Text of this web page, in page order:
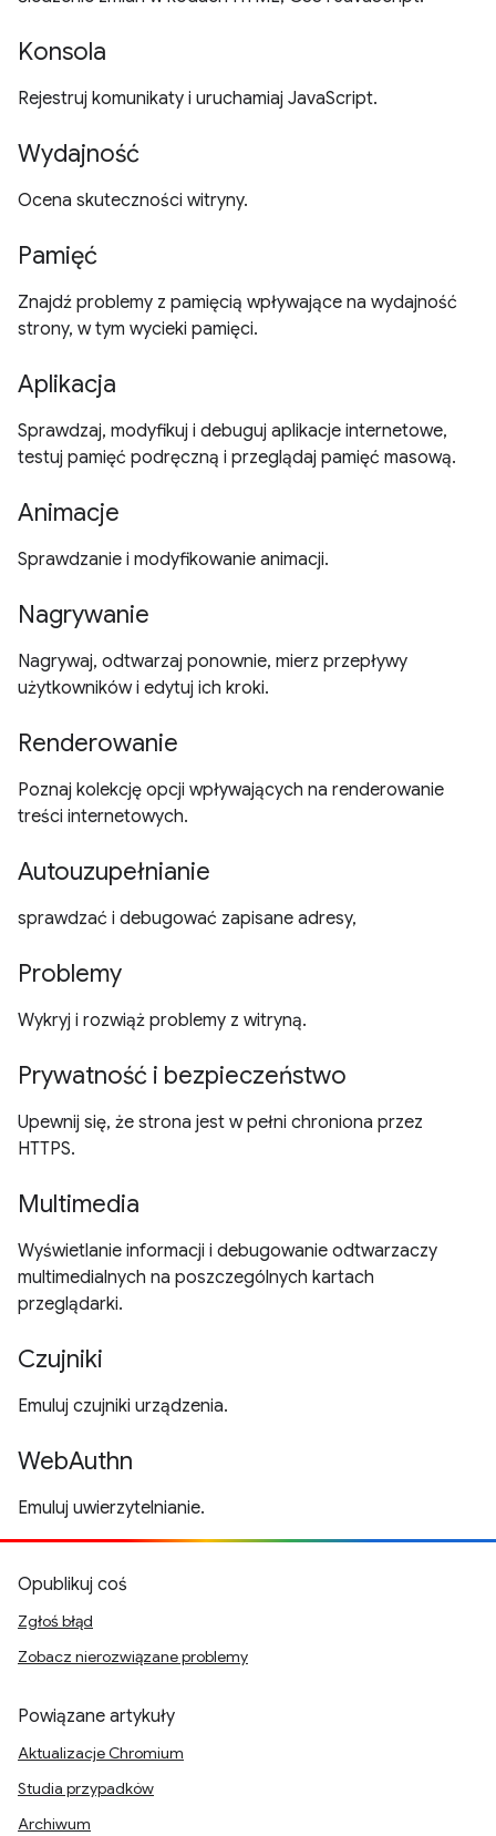
Konsola
Rejestruj komunikaty i uruchamiaj JavaScript.
Wydajność
Ocena skuteczności witryny.
Pamięć
Znajdź problemy z pamięcią wpływające na wydajność
strony, w tym wycieki pamięci.
Aplikacja
Sprawdzaj, modyfikuj i debuguj aplikacje internetowe,
testuj pamięć podręczną i przeglądaj pamięć masową.
Animacje
Sprawdzanie i modyfikowanie animacji.
Nagrywanie
Nagrywaj, odtwarzaj ponownie, mierz przepływy
użytkowników i edytuj ich kroki.
Renderowanie
Poznaj kolekcję opcji wpływających na renderowanie
treści internetowych.
Autouzupełnianie
sprawdzać i debugować zapisane adresy,
Problemy
Wykryj i rozwiąż problemy z witryną.
Prywatność i bezpieczeństwo
Upewnij się, że strona jest w pełni chroniona przez
HTTPS.
Multimedia
Wyświetlanie informacji i debugowanie odtwarzaczy
multimedialnych na poszczególnych kartach
przeglądarki.
Czujniki
Emuluj czujniki urządzenia.
WebAuthn
Emuluj uwierzytelnianie.
Opublikuj coś
Zgłoś błąd
Zobacz nierozwiązane problemy
Powiązane artykuły
Aktualizacje Chromium
Studia przypadków
Archiwum